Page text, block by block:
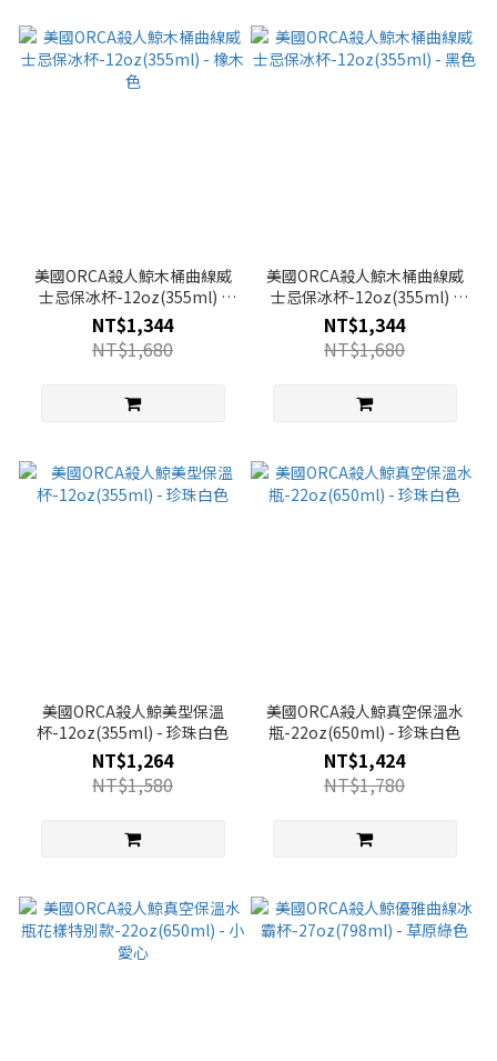
美國ORCA殺人鯨木桶曲線威
士忌保冰杯-12oz(355ml) -
橡木色
NT$1,344
NT$1,680
美國ORCA殺人鯨木桶曲線威
士忌保冰杯-12oz(355ml) -
黑色
NT$1,344
NT$1,680
美國ORCA殺人鯨美型保溫
杯-12oz(355ml) - 珍珠白色
NT$1,264
NT$1,580
美國ORCA殺人鯨真空保溫水
瓶-22oz(650ml) - 珍珠白色
NT$1,424
NT$1,780